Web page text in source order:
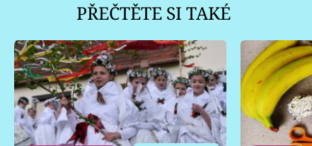
PŘEČTĚTE SI TAKÉ